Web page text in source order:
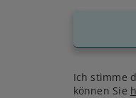
Ich stimme
können Sie